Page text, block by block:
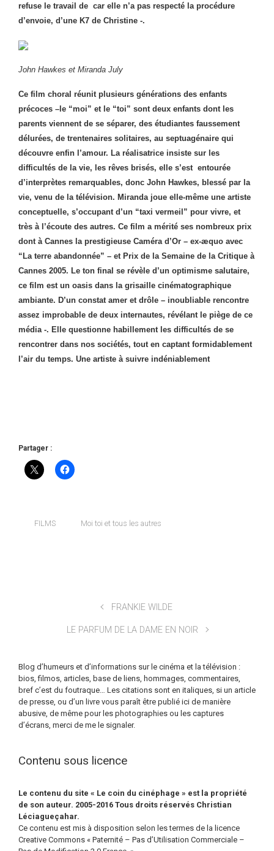
refuse le travail de car elle n’a pas respecté la procédure
d’envoie, d’une K7 de Christine -.
John Hawkes et Miranda July
Ce film choral réunit plusieurs générations des enfants
précoces –le “moi” et le “toi” sont deux enfants dont les
parents viennent de se séparer, des étudiantes faussement
délurées, de trentenaires solitaires, au septuagénaire qui
découvre enfin l’amour. La réalisatrice insiste sur les
difficultés de la vie, les rêves brisés, elle s’est entourée
d’interprètes remarquables, donc John Hawkes, blessé par la
vie, venu de la télévision. Miranda joue elle-même une artiste
conceptuelle, s’occupant d’un “taxi vermeil” pour vivre, et
très à l’écoute des autres. Ce film a mérité ses nombreux prix
dont à Cannes la prestigieuse Caméra d’Or – ex-æquo avec
“La terre abandonnée” – et Prix de la Semaine de la Critique à
Cannes 2005. Le ton final se révèle d’un optimisme salutaire,
ce film est un oasis dans la grisaille cinématographique
ambiante. D’un constat amer et drôle – inoubliable rencontre
assez improbable de deux internautes, révélant le piège de ce
média -. Elle questionne habillement les difficultés de se
rencontrer dans nos sociétés, tout en captant formidablement
l’air du temps. Une artiste à suivre indéniablement
Partager :
FILMS Moi toi et tous les autres
FRANKIE WILDE
LE PARFUM DE LA DAME EN NOIR
Blog d’humeurs et d’informations sur le cinéma et la télévision :
bios, filmos, articles, base de liens, hommages, commentaires,
bref c’est du foutraque… Les citations sont en italiques, si un article
de presse, ou d’un livre vous paraît être publié ici de manière
abusive, de même pour les photographies ou les captures
d’écrans, merci de me le signaler.
Contenu sous licence
Le contenu du site « Le coin du cinéphage » est la propriété
de son auteur. 2005-2016 Tous droits réservés Christian
Léciagueçahar.
Ce contenu est mis à disposition selon les termes de la licence
Creative Commons « Paternité – Pas d’Utilisation Commerciale –